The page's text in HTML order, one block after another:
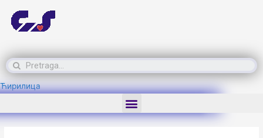
Ћирилица